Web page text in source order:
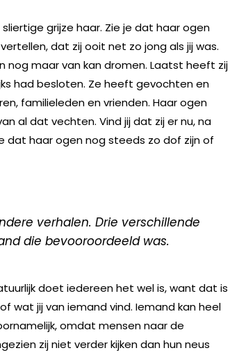
grijze haar. Zie je dat haar ogen
dat zij ooit net zo jong als jij was.
nog maar van kan dromen. Laatst heeft zij
had besloten. Ze heeft gevochten en
familieleden en vrienden. Haar ogen
al dat vechten. Vind jij dat zij er nu, na
dat haar ogen nog steeds zo dof zijn of
verhalen. Drie verschillende
die bevooroordeeld was.
doet iedereen het wel is, want dat is
wat jij van iemand vind. Iemand kan heel
omdat mensen naar de
zij niet verder kijken dan hun neus